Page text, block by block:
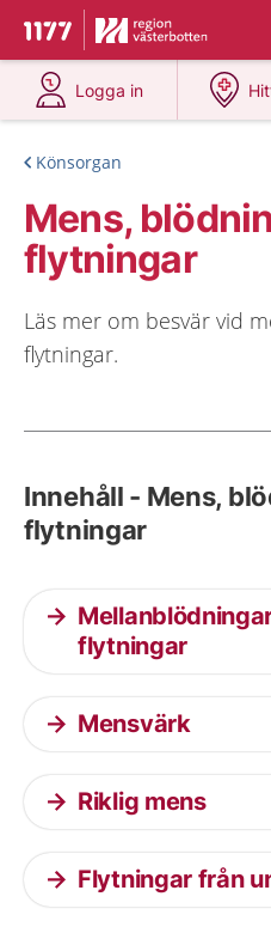
Till startsidan för 1177
Du har valt region
Logga in
på 1177.se
Könsorgan
Mens,
flytningar
Läs mer om besvär vid
flytningar.
Innehåll - Mens,
flytningar
flytningar
Mensvärk
Riklig mens
Flytningar från